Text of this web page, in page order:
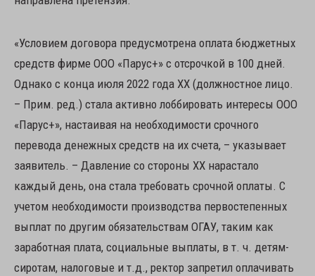
«Условием договора предусмотрена оплата бюджетных
средств фирме ООО «Парус+» с отсрочкой в 100 дней.
Однако с конца июля 2022 года ХХ (должностное лицо.
– Прим. ред.) стала активно лоббировать интересы ООО
«Парус+», настаивая на необходимости срочного
перевода денежных средств на их счета, – указывает
заявитель. – Давление со стороны ХХ нарастало
каждый день, она стала требовать срочной оплаты. С
учетом необходимости производства первостепенных
выплат по другим обязательствам ОГАУ, таким как
заработная плата, социальные выплаты, в т. ч. детям-
сиротам, налоговые и т.д., ректор запретил оплачивать